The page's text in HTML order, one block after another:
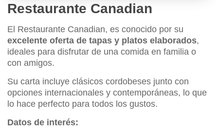
Restaurante Canadian
El Restaurante Canadian, es conocido por su
excelente oferta de tapas y platos elaborados,
ideales para disfrutar de una comida en familia o
con amigos.
Su carta incluye clásicos cordobeses junto con
opciones internacionales y contemporáneas, lo que
lo hace perfecto para todos los gustos.
Datos de interés: